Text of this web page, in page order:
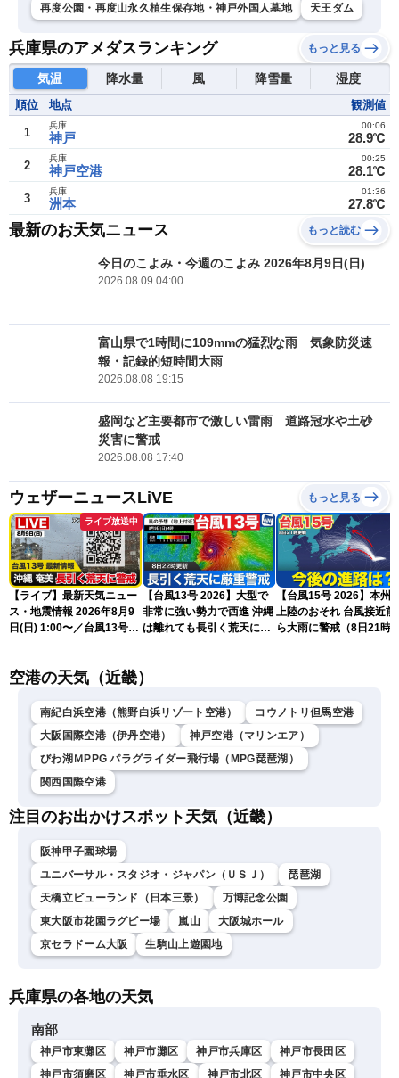
再度公園・再度山永久植生保存地・神戸外国人墓地
天王ダム
兵庫県のアメダスランキング もっと見る
気温 降水量 風 降雪量 湿度
順位 地点 観測値
1 神戸
兵庫
28.9℃
00:06
2 神戸空港
兵庫
28.1℃
00:25
3 洲本
兵庫
27.8℃
01:36
最新のお天気ニュース もっと読む
今日のこよみ・今週のこよみ 2026年8月9日(日)
2026.08.09 04:00
富山県で1時間に109mmの猛烈な雨 気象防災速
報・記録的短時間大雨
2026.08.08 19:15
盛岡など主要都市で激しい雷雨 道路冠水や土砂
災害に警戒
2026.08.08 17:40
ウェザーニュースLiVE もっと見る
ライブ放送中
【ライブ】最新天気ニュー
ス・地震情報 2026年8月9
日(日) 1:00〜／台風13号・
LiVE〉
【台風13号 2026】大型で
非常に強い勢力で西進 沖縄
は離れても長引く荒天に厳
【台風15号 2026】本州
上陸のおそれ 台風接近前
ら大雨に警戒（8日21時
空港の天気（近畿）
南紀白浜空港（熊野白浜リゾート空港）
コウノトリ但馬空港
大阪国際空港（伊丹空港）
神戸空港（マリンエア）
びわ湖ＭPPG パラグライダー飛行場（MPG琵琶湖）
関西国際空港
注目のお出かけスポット天気（近畿）
阪神甲子園球場
ユニバーサル・スタジオ・ジャパン（ＵＳＪ）
琵琶湖
天橋立ビューランド（日本三景）
万博記念公園
東大阪市花園ラグビー場
嵐山
大阪城ホール
京セラドーム大阪
生駒山上遊園地
兵庫県の各地の天気
南部
神戸市東灘区 神戸市灘区 神戸市兵庫区
神戸市長田区
神戸市須磨区
神戸市垂水区 神戸市北区 神戸市中央区